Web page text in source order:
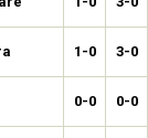
1-0 3-0
0-0 0-0